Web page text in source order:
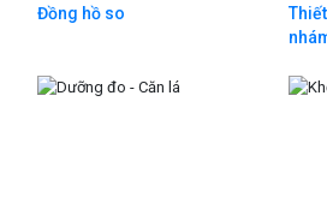
Đồng hồ so